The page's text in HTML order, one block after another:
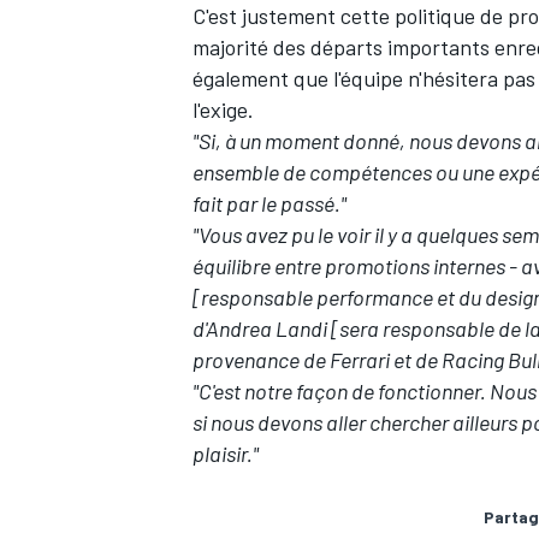
C'est justement cette politique de
majorité des départs importants
également que l'équipe n'hésitera
l'exige.
"Si, à un moment donné, nous devons
ensemble de compétences ou une
fait par le passé."
"Vous avez pu le voir il y a quelques
équilibre entre promotions internes -
[responsable performance et du
d'Andrea Landi [sera responsable de
provenance de Ferrari et de Racing
"C'est notre façon de fonctionner.
si nous devons aller chercher ailleurs
plaisir."